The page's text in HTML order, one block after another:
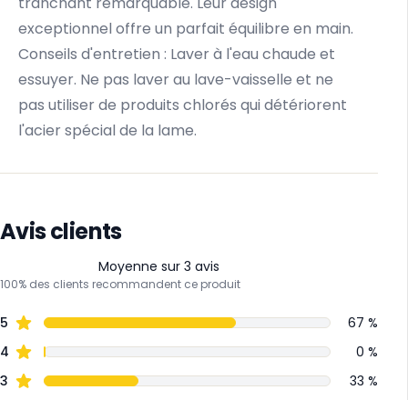
exceptionnel offre un parfait équilibre en main.
Conseils d'entretien : Laver à l'eau chaude et
essuyer. Ne pas laver au lave-vaisselle et ne
pas utiliser de produits chlorés qui détériorent
l'acier spécial de la lame.
Avis clients
Moyenne sur 3 avis
100% des clients recommandent ce produit
5
67 %
4
0 %
3
33 %